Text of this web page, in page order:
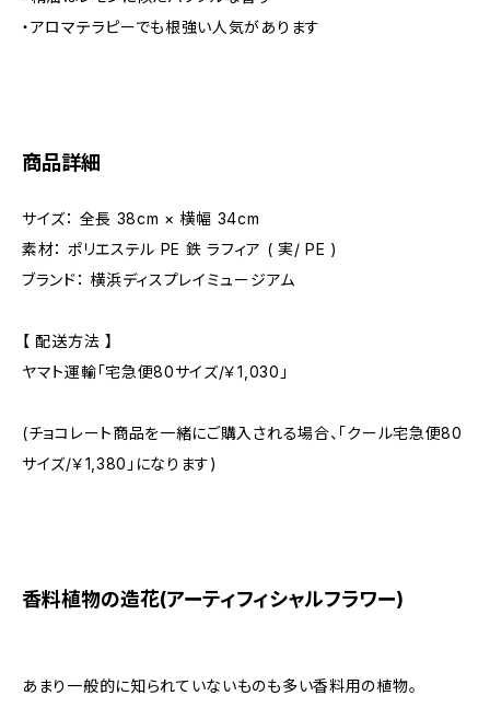
・アロマテラピーでも根強い人気があります
商品詳細
サイズ： 全長 38cm × 横幅 34cm
素材： ポリエステル PE 鉄 ラフィア ( 実/ PE )
ブランド： 横浜ディスプレイミュージアム
【 配送方法 】
ヤマト運輸「宅急便80サイズ/￥1,030」
(チョコレート商品を一緒にご購入される場合、「クール宅急便80
サイズ/￥1,380」になります)
香料植物の造花(アーティフィシャルフラワー)
あまり一般的に知られていないものも多い香料用の植物。